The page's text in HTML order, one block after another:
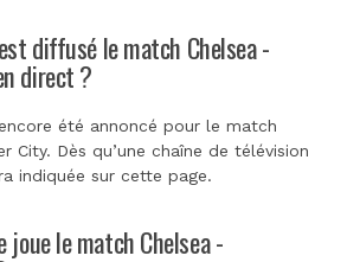
diffusé le match Chelsea -
direct ?
été annoncé pour le match
City. Dès qu’une chaîne de télévision
indiquée sur cette page.
joue le match Chelsea -